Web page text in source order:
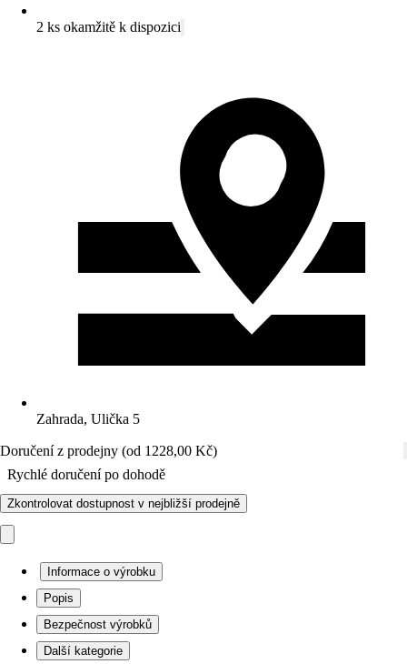
2 ks okamžitě k dispozici
Zahrada, Ulička 5
Doručení z prodejny (od 1228,00 Kč)
Rychlé doručení po dohodě
Zkontrolovat dostupnost v nejbližší prodejně
Informace o výrobku
Popis
Bezpečnost výrobků
Další kategorie